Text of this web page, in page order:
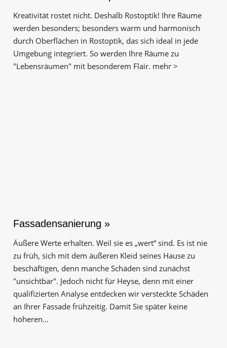
Kreativität rostet nicht. Deshalb Rostoptik! Ihre Räume
werden besonders; besonders warm und harmonisch
durch Oberflächen in Rostoptik, das sich ideal in jede
Umgebung integriert. So werden Ihre Räume zu
"Lebensräumen" mit besonderem Flair. mehr >
Fassadensanierung »
Äußere Werte erhalten. Weil sie es „wert“ sind. Es ist nie
zu früh, sich mit dem äußeren Kleid seines Hause zu
beschäftigen, denn manche Schäden sind zunächst
"unsichtbar". Jedoch nicht für Heyse, denn mit einer
qualifizierten Analyse entdecken wir versteckte Schäden
an Ihrer Fassade frühzeitig. Damit Sie später keine
höheren...